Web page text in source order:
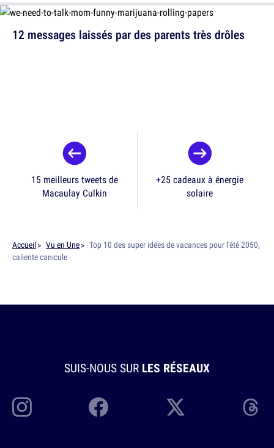
12 messages laissés par des parents très drôles
15 meilleurs tweets de
Macaulay Culkin
+25 cadeaux à énergie
solaire
Accueil Vu en Une
Top 10 des super idées de vacances pour l'été 2050,
caliente canicule
SUIS-NOUS SUR LES RÉSEAUX